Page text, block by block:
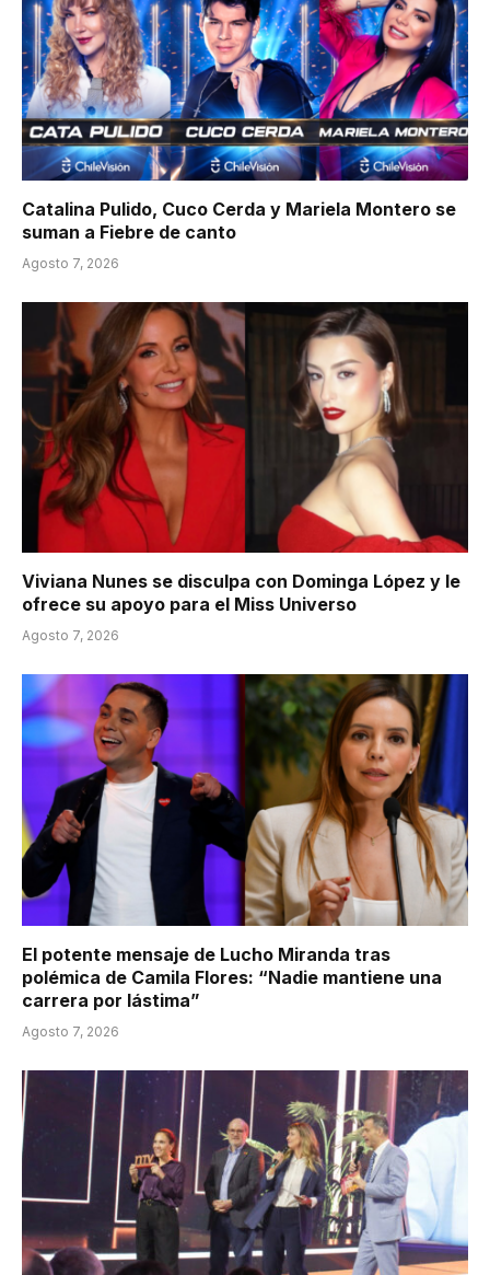
Catalina Pulido, Cuco Cerda y Mariela Montero se
suman a Fiebre de canto
Agosto 7, 2026
Viviana Nunes se disculpa con Dominga López y le
ofrece su apoyo para el Miss Universo
Agosto 7, 2026
El potente mensaje de Lucho Miranda tras
polémica de Camila Flores: “Nadie mantiene una
carrera por lástima”
Agosto 7, 2026